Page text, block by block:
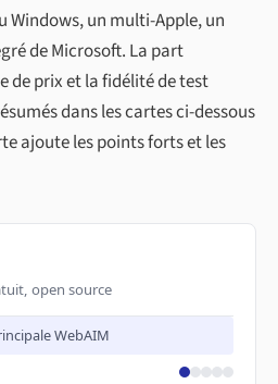
Windows, un multi-Apple, un
de Microsoft. La part
de prix et la fidélité de test
dans les cartes ci-dessous
ajoute les points forts et les
open source
WebAIM